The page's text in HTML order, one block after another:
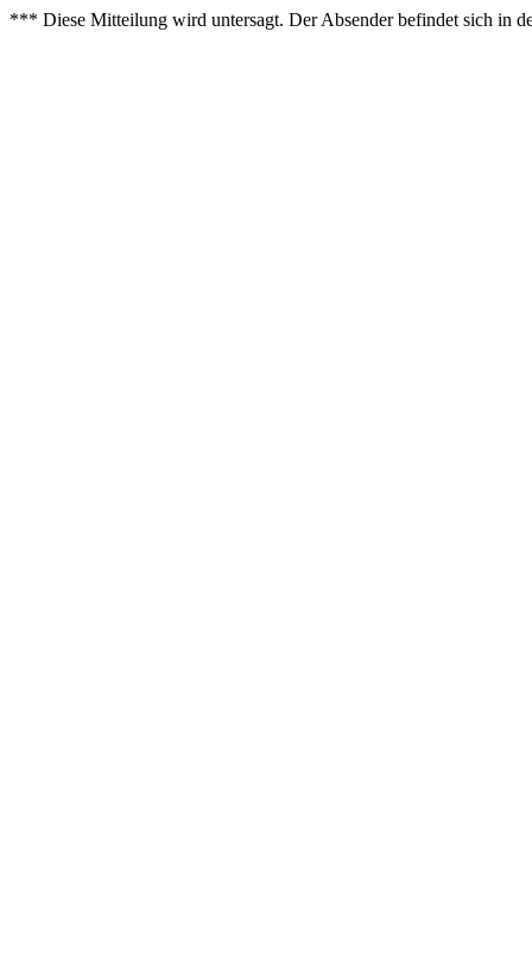
*** Diese Mitteilung wird untersagt. Der Absender befindet sich in